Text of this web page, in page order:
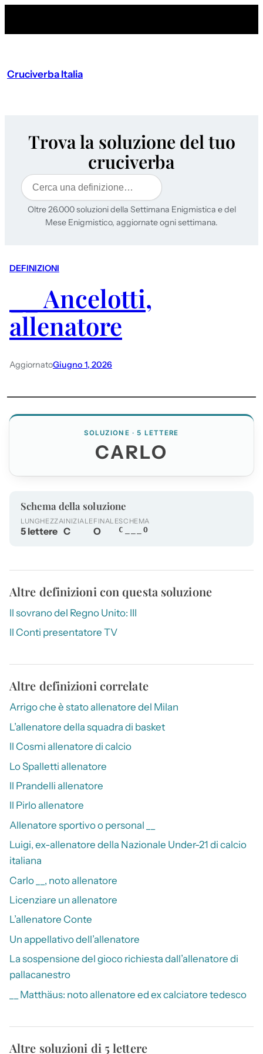
Cruciverba Italia
Trova la soluzione del tuo
cruciverba
Cerca
Oltre 26.000 soluzioni della Settimana Enigmistica e del
Mese Enigmistico, aggiornate ogni settimana.
DEFINIZIONI
__ Ancelotti,
allenatore
AggiornatoGiugno 1, 2026
SOLUZIONE · 5 LETTERE
CARLO
Schema della soluzione
LUNGHEZZA
5 lettere
INIZIALE
C
FINALE
O
SCHEMA
C___O
Altre definizioni con questa soluzione
Il sovrano del Regno Unito: III
Il Conti presentatore TV
Altre definizioni correlate
Arrigo che è stato allenatore del Milan
L’allenatore della squadra di basket
Il Cosmi allenatore di calcio
Lo Spalletti allenatore
Il Prandelli allenatore
Il Pirlo allenatore
Allenatore sportivo o personal __
Luigi, ex-allenatore della Nazionale Under-21 di calcio
italiana
Carlo __, noto allenatore
Licenziare un allenatore
L’allenatore Conte
Un appellativo dell’allenatore
La sospensione del gioco richiesta dall’allenatore di
pallacanestro
__ Matthäus: noto allenatore ed ex calciatore tedesco
Altre soluzioni di 5 lettere